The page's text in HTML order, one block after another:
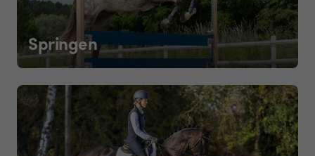
Springen